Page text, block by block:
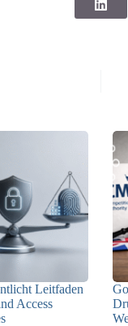
Leitfaden
Access